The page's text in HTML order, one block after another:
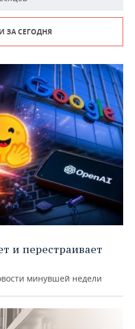
ЗА СЕГОДНЯ
и перестраивает
минувшей недели